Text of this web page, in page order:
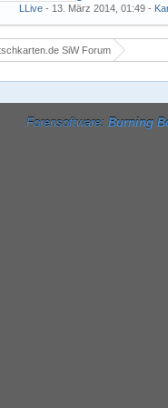
LLive - 13. März 2014, 01:49 -
SiW Forum
Forensoftware: Burning